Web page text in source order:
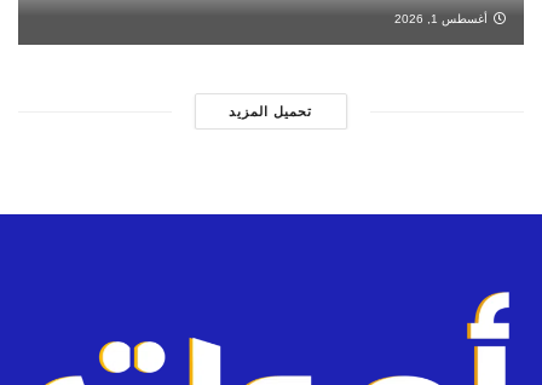
أغسطس 1, 2026
تحميل المزيد